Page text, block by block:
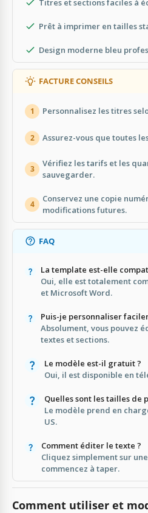
Prêt à imprimer en tailles
Design moderne bleu
FACTURE CONSEILS
1 Personnalisez les titres
2 Assurez-vous que toutes
3
Vérifiez les tarifs et les
sauvegarder.
4
Conservez une copie
modifications futures.
FAQ
La template est-elle
Oui, elle est totalement
et Microsoft Word.
Puis-je personnaliser
Absolument, vous pouvez
textes et sections.
Le modèle est-il gratuit ?
Oui, il est disponible en
Quelles sont les tailles de
Le modèle prend en
US.
Comment éditer le texte ?
Cliquez simplement sur
commencez à taper.
Comment utiliser et